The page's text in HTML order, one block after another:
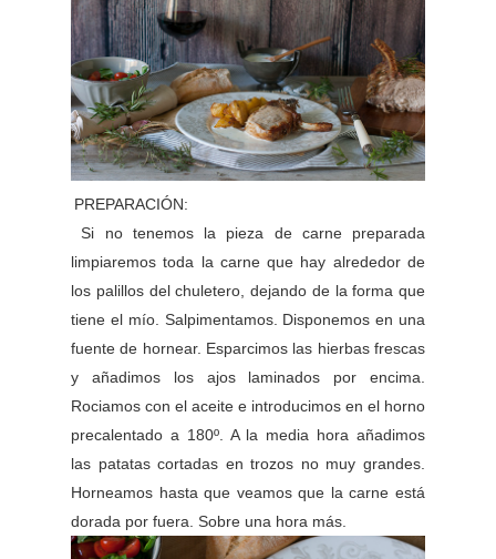
PREPARACIÓN:
Si no tenemos la pieza de carne preparada
limpiaremos toda la carne que hay alrededor de
los palillos del chuletero, dejando de la forma que
tiene el mío. Salpimentamos. Disponemos en una
fuente de hornear. Esparcimos las hierbas frescas
y añadimos los ajos laminados por encima.
Rociamos con el aceite e introducimos en el horno
precalentado a 180º. A la media hora añadimos
las patatas cortadas en trozos no muy grandes.
Horneamos hasta que veamos que la carne está
dorada por fuera. Sobre una hora más.